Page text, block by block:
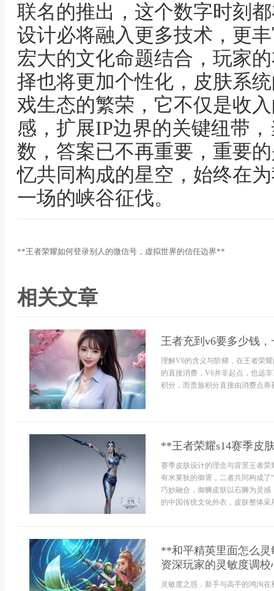
联名的推出，这个数字时刻
设计必将融入更多技术，更
宏大的文化命题结合，玩家
择也将更加个性化，皮肤系
戏生态的繁荣，它不仅是收
感，扩展IP边界的关键纽带
数，答案已不再重要，重要
忆共同构成的星空，始终在
一场的峡谷征伐。
**王者荣耀如何登录别人的微信号，虚拟世界的信任边界**
相关文章
王者充到v6要多少钱
理解V6的含义与阶梯，在王者荣
的直接消费，V6并非起点，也远
积分，而贵族积分直接由消费点券
**王者荣耀s14赛季皮
赛季皮肤设计的理念与背景王者
有米莱狄的御霄，二者共同构成
巧妙融合，御狮皮肤以石狮为灵
的中国传统文化外衣，皮肤整体
**和平精英里面怎么
资深玩家的灵敏度调
灵敏度之惑，新手与高手的鸿沟